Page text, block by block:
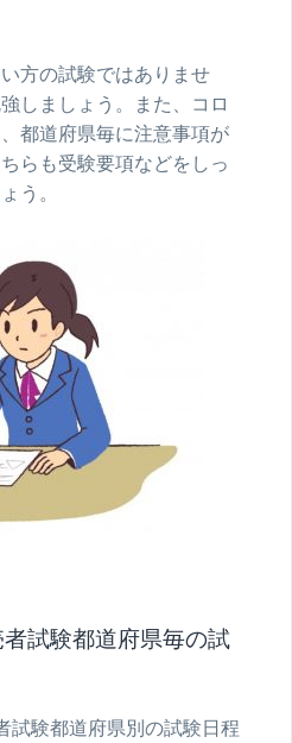
方の試験ではありませ
しましょう。また、コロ
都道府県毎に注意事項が
らも受験要項などをしっ
う。
試験都道府県毎の試
試験都道府県別の試験日程